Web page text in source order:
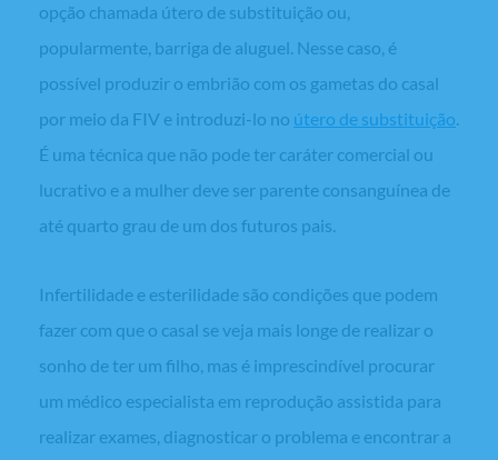
opção chamada útero de substituição ou,
popularmente, barriga de aluguel. Nesse caso, é
possível produzir o embrião com os gametas do casal
por meio da FIV e introduzi-lo no útero de substituição.
É uma técnica que não pode ter caráter comercial ou
lucrativo e a mulher deve ser parente consanguínea de
até quarto grau de um dos futuros pais.
Infertilidade e esterilidade são condições que podem
fazer com que o casal se veja mais longe de realizar o
sonho de ter um filho, mas é imprescindível procurar
um médico especialista em reprodução assistida para
realizar exames, diagnosticar o problema e encontrar a